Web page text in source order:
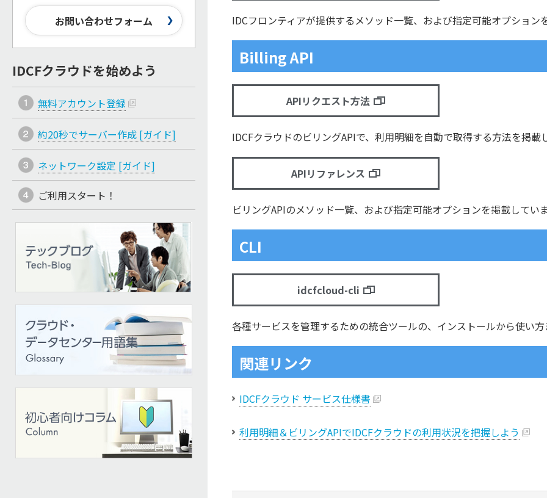
IDCフロンティアが提供するメソッド一覧、および指定可能オプション
Billing API
APIリクエスト方法
IDCFクラウドのビリングAPIで、利用明細を自動で取得する方法を掲載
APIリファレンス
ビリングAPIのメソッド一覧、および指定可能オプションを掲載していま
CLI
idcfcloud-cli
各種サービスを管理するための統合ツールの、インストールから使い方
関連リンク
IDCFクラウド サービス仕様書
利用明細＆ビリングAPIでIDCFクラウドの利用状況を把握しよう
お問い合わせフォーム
IDCFクラウドを始めよう
無料アカウント登録
約20秒でサーバー作成 [ガイド]
ネットワーク設定 [ガイド]
ご利用スタート！